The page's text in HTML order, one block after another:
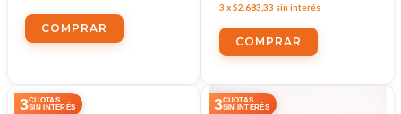
3 x$2.683,33 sin interés
3CUOTAS
SIN INTERÉS
3CUOTAS
SIN INTERÉS